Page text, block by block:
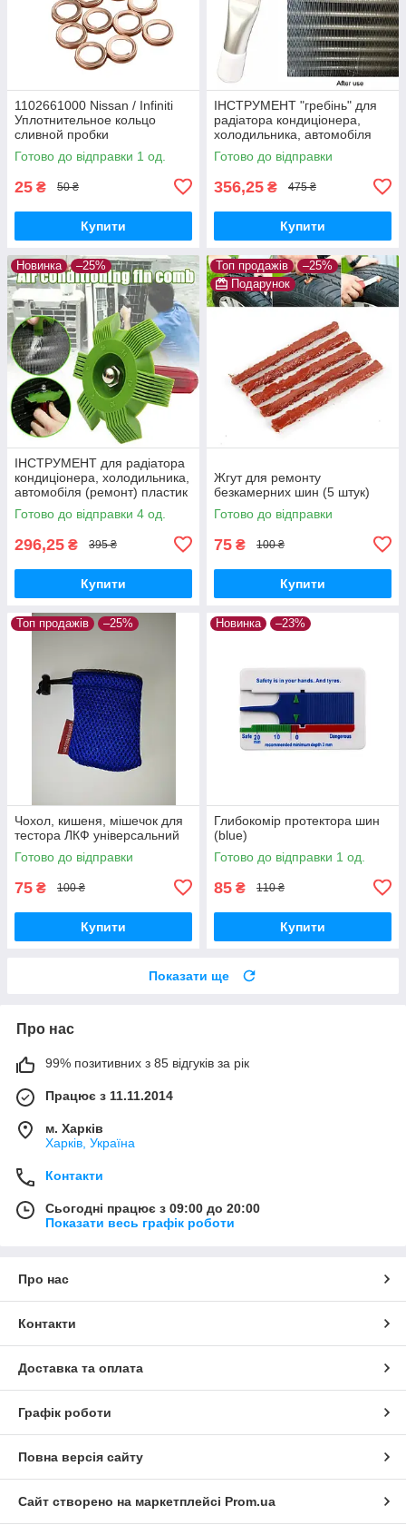
1102661000 Nissan / Infiniti
Уплотнительное кольцо
сливной пробки
Готово до відправки 1 од.
25 ₴ 50 ₴
Купити
ІНСТРУМЕНТ "гребінь" для
радіатора кондиціонера,
холодильника, автомобіля
(очищення, ремонт)
Готово до відправки
356,25 ₴ 475 ₴
Купити
Новинка –25%
ІНСТРУМЕНТ для радіатора
кондиціонера, холодильника,
автомобіля (ремонт) пластик
Готово до відправки 4 од.
296,25 ₴ 395 ₴
Купити
Топ продажів
–25%
Подарунок
Жгут для ремонту
безкамерних шин (5 штук)
Готово до відправки
75 ₴ 100 ₴
Купити
Топ продажів –25%
Чохол, кишеня, мішечок для
тестора ЛКФ універсальний
Готово до відправки
75 ₴ 100 ₴
Купити
Новинка –23%
Глибокомір протектора шин
(blue)
Готово до відправки 1 од.
85 ₴ 110 ₴
Купити
Показати ще
Про нас
99% позитивних з 85 відгуків за рік
Працює з 11.11.2014
м. Харків
Харків, Україна
Контакти
Сьогодні працює з 09:00 до 20:00
Показати весь графік роботи
Про нас
Контакти
Доставка та оплата
Графік роботи
Повна версія сайту
Сайт створено на маркетплейсі Prom.ua